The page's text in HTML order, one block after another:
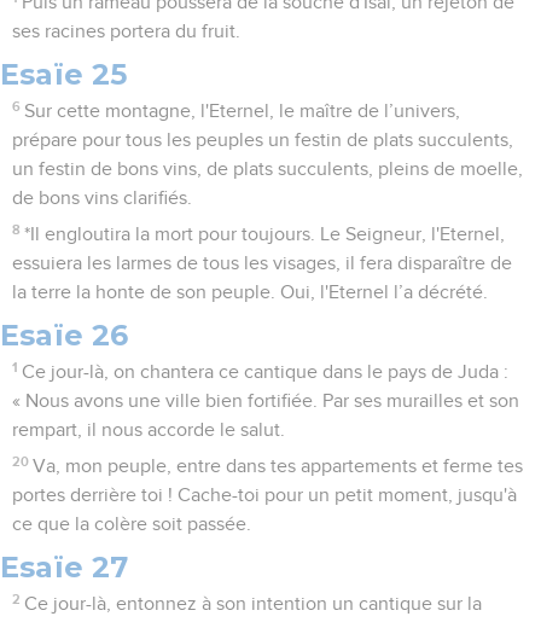
ses racines portera du fruit.
Esaïe 25
6 Sur cette montagne, l'Eternel, le maître de l’univers,
prépare pour tous les peuples un festin de plats succulents,
un festin de bons vins, de plats succulents, pleins de moelle,
de bons vins clarifiés.
8 *Il engloutira la mort pour toujours. Le Seigneur, l'Eternel,
essuiera les larmes de tous les visages, il fera disparaître de
la terre la honte de son peuple. Oui, l'Eternel l’a décrété.
Esaïe 26
1 Ce jour-là, on chantera ce cantique dans le pays de Juda :
« Nous avons une ville bien fortifiée. Par ses murailles et son
rempart, il nous accorde le salut.
20 Va, mon peuple, entre dans tes appartements et ferme tes
portes derrière toi ! Cache-toi pour un petit moment, jusqu'à
ce que la colère soit passée.
Esaïe 27
2 Ce jour-là, entonnez à son intention un cantique sur la